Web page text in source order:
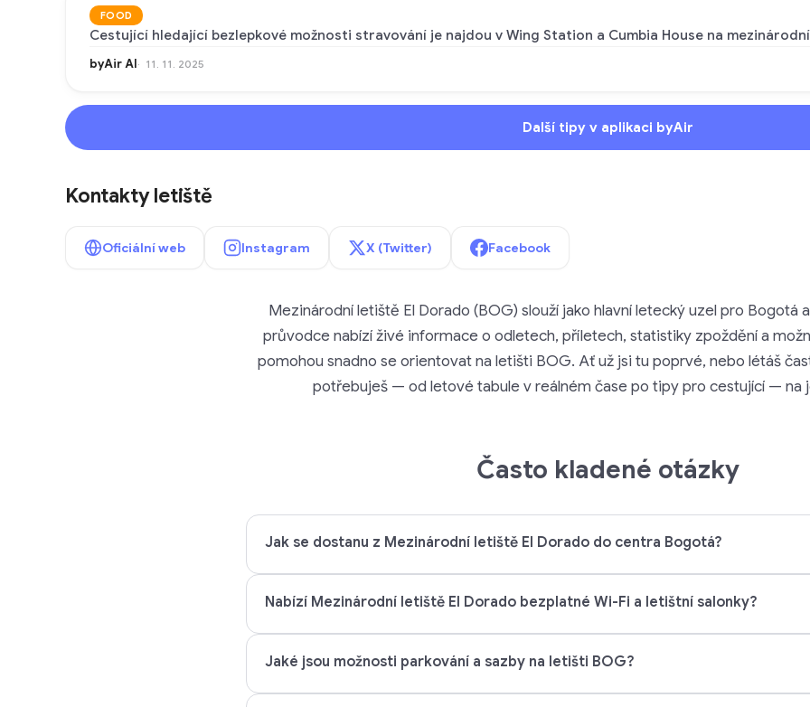
FOOD
Cestující hledající bezlepkové možnosti stravování je najdou v Wing Station a Cumbia House na
byAir AI 11. 11. 2025
Další tipy v aplikaci byAir
Kontakty letiště
Oficiální web Instagram X (Twitter) Facebook
Mezinárodní letiště El Dorado (BOG) slouží jako hlavní letecký uzel pro Bogotá
průvodce nabízí živé informace o odletech, příletech, statistiky zpoždění a
pomohou snadno se orientovat na letišti BOG. Ať už jsi tu poprvé, nebo létáš
potřebuješ — od letové tabule v reálném čase po tipy pro cestující — na
Často kladené otázky
Jak se dostanu z Mezinárodní letiště El Dorado do centra Bogotá?
Nabízí Mezinárodní letiště El Dorado bezplatné Wi-Fi a letištní salonky?
Jaké jsou možnosti parkování a sazby na letišti BOG?